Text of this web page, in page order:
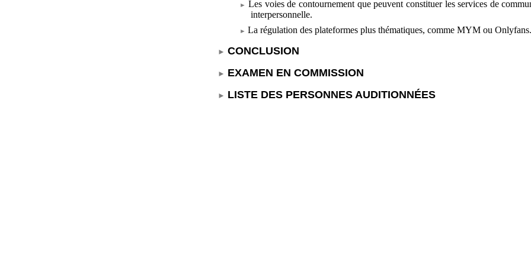
Les voies de contournement que peuvent constituer les services de
interpersonnelle.
La régulation des plateformes plus thématiques, comme MYM ou Onlyfans.
CONCLUSION
EXAMEN EN COMMISSION
LISTE DES PERSONNES AUDITIONNÉES